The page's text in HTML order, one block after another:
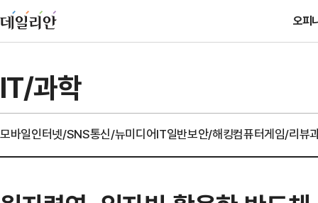
오피
IT/과학
모바일인터넷/SNS통신/뉴미디어IT일반보안/해킹컴퓨터게임/리뷰